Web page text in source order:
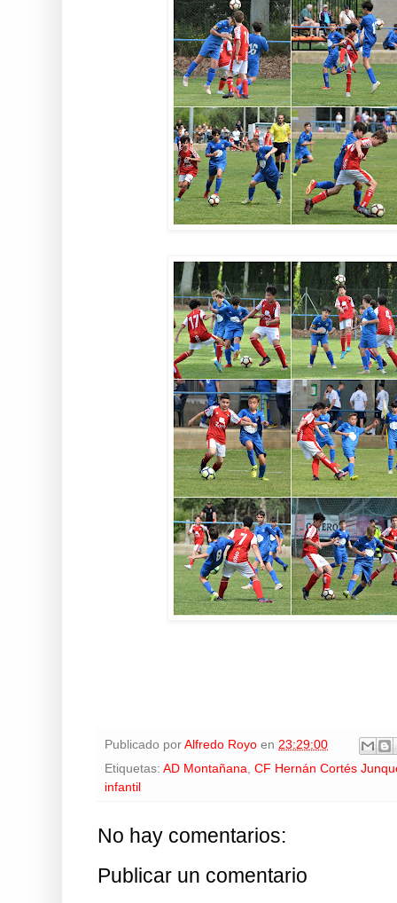
Publicado por Alfredo Royo en 23:29:00
Etiquetas: AD Montañana CF Hernán Cortés
infantil
No hay comentarios:
Publicar un comentario